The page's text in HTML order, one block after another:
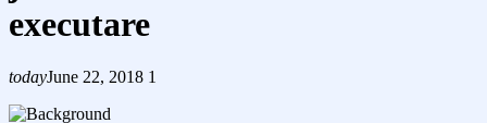
executare
todayJune 22, 2018 1